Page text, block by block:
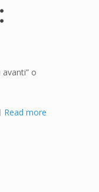
o
Read more